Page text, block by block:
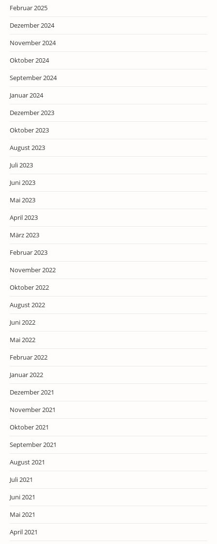
Februar 2025
Dezember 2024
November 2024
Oktober 2024
September 2024
Januar 2024
Dezember 2023
Oktober 2023
August 2023
Juli 2023
Juni 2023
Mai 2023
April 2023
März 2023
Februar 2023
November 2022
Oktober 2022
August 2022
Juni 2022
Mai 2022
Februar 2022
Januar 2022
Dezember 2021
November 2021
Oktober 2021
September 2021
August 2021
Juli 2021
Juni 2021
Mai 2021
April 2021